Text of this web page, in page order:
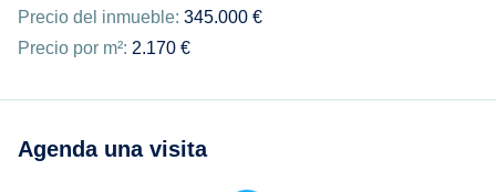
Precio del inmueble: 345.000 €
Precio por m²: 2.170 €
Agenda una visita